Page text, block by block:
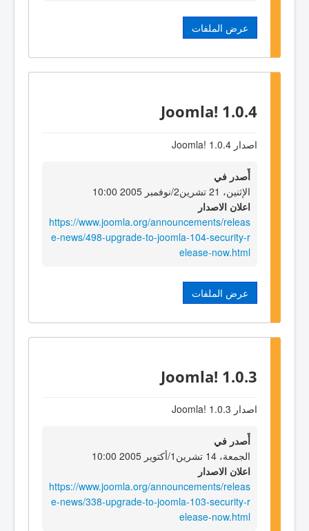
عرض الملفات
Joomla! 1.0.4
اصدار Joomla! 1.0.4
أٌصدر في
الإثنين، 21 تشرين2/نوفمبر 2005 10:00
اعلان الاصدار
https://www.joomla.org/announcements/releas
e-news/498-upgrade-to-joomla-104-security-r
elease-now.html
عرض الملفات
Joomla! 1.0.3
اصدار Joomla! 1.0.3
أٌصدر في
الجمعة، 14 تشرين1/أكتوير 2005 10:00
اعلان الاصدار
https://www.joomla.org/announcements/releas
e-news/338-upgrade-to-joomla-103-security-r
elease-now.html